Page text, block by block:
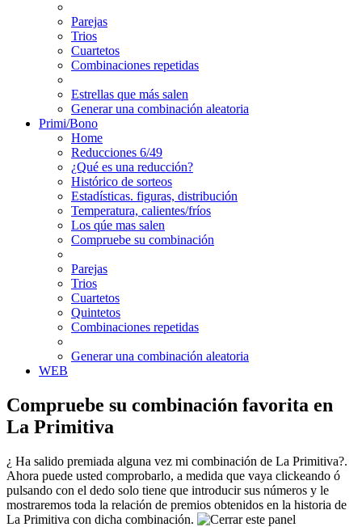
Parejas
Trios
Cuartetos
Combinaciones repetidas
Estrellas que más salen
Generar una combinación aleatoria
Primi/Bono
Home
Reducciones 6/49
¿Qué es una reducción?
Histórico de sorteos
Estadísticas. figuras, distribución
Temperatura, calientes/fríos
Los qúe mas salen
Compruebe su combinación
Parejas
Trios
Cuartetos
Quintetos
Combinaciones repetidas
Generar una combinación aleatoria
WEB
Compruebe su combinación favorita en
La Primitiva
¿ Ha salido premiada alguna vez mi combinación de La Primitiva?.
Ahora puede usted comprobarlo, a medida que vaya clickeando ó
pulsando con el dedo solo tiene que introducir sus números y le
mostraremos toda la relación de premios obtenidos en la historia de
La Primitiva con dicha combinación.